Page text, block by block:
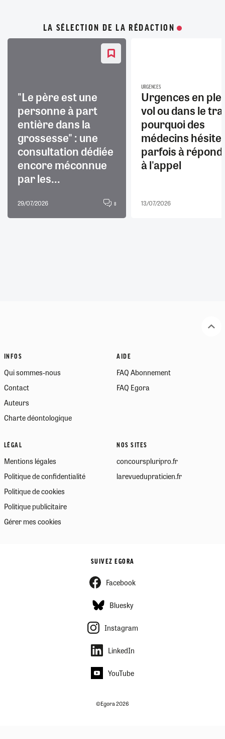
LA SÉLECTION DE LA RÉDACTION
"Le père est une
personne à part
entière dans la
grossesse" : une
consultation dédiée
encore méconnue
par les...
29/07/2026 8
URGENCES
Urgences en
vol ou dans le
pourquoi des
médecins
parfois à
à l'appel
13/07/2026
INFOS
Qui sommes-nous
Contact
Auteurs
Charte déontologique
AIDE
FAQ Abonnement
FAQ Egora
LÉGAL
Mentions légales
Politique de confidentialité
Politique de cookies
Politique publicitaire
Gérer mes cookies
NOS SITES
concourspluripro.fr
larevuedupraticien.fr
SUIVEZ EGORA
Facebook
Bluesky
Instagram
LinkedIn
YouTube
©Egora 2026